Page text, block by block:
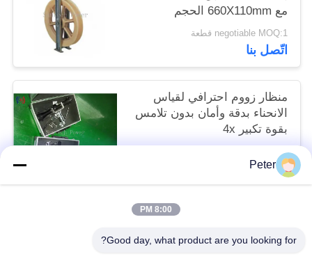
مع 660X110mm الحجم
والملصق غير المعدني لثبيت
سلك الأرض الألياف الضوئية آمنة
negotiable MOQ:1 قطعة
اتّصل بنا
منظار زووم احترافي لقياس
الانحناء بدقة وأمان بدون تلامس
بقوة تكبير 4x
negotiable MOQ:1 قطعة
اتّصل بنا
Peter
8:00 PM
Good day, what product are you looking for?